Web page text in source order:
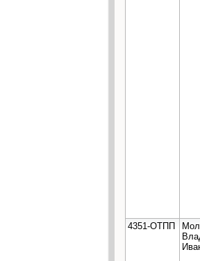
4351-ОТПП